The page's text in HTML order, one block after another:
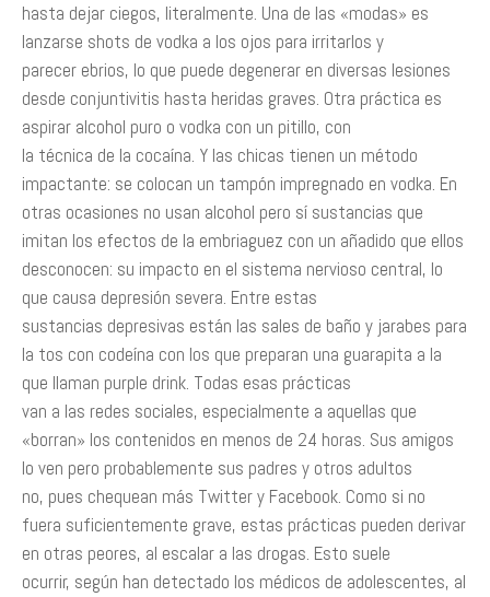
hasta dejar ciegos, literalmente. Una de las «modas» es
lanzarse shots de vodka a los ojos para irritarlos y
parecer ebrios, lo que puede degenerar en diversas lesiones
desde conjuntivitis hasta heridas graves. Otra práctica es
aspirar alcohol puro o vodka con un pitillo, con
la técnica de la cocaína. Y las chicas tienen un método
impactante: se colocan un tampón impregnado en vodka. En
otras ocasiones no usan alcohol pero sí sustancias que
imitan los efectos de la embriaguez con un añadido que ellos
desconocen: su impacto en el sistema nervioso central, lo
que causa depresión severa. Entre estas
sustancias depresivas están las sales de baño y jarabes para
la tos con codeína con los que preparan una guarapita a la
que llaman purple drink. Todas esas prácticas
van a las redes sociales, especialmente a aquellas que
«borran» los contenidos en menos de 24 horas. Sus amigos
lo ven pero probablemente sus padres y otros adultos
no, pues chequean más Twitter y Facebook. Como si no
fuera suficientemente grave, estas prácticas pueden derivar
en otras peores, al escalar a las drogas. Esto suele
ocurrir, según han detectado los médicos de adolescentes, al